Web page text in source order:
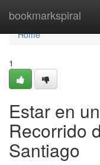
bookmarkspiral
Home
Home
1
Estar en
Recorrido
Santiago